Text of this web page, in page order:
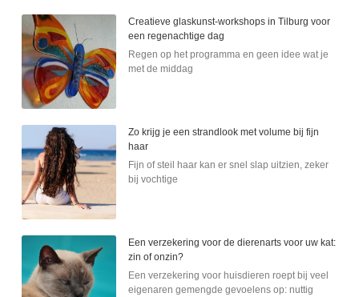
Creatieve glaskunst-workshops in Tilburg voor
een regenachtige dag
Regen op het programma en geen idee wat je
met de middag
Zo krijg je een strandlook met volume bij fijn
haar
Fijn of steil haar kan er snel slap uitzien, zeker
bij vochtige
Een verzekering voor de dierenarts voor uw kat:
zin of onzin?
Een verzekering voor huisdieren roept bij veel
eigenaren gemengde gevoelens op: nuttig